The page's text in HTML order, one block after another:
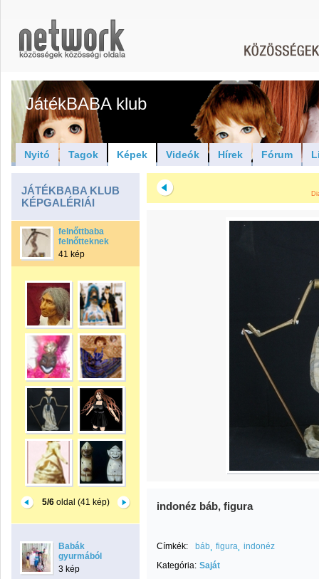
JátékBABA klub
Nyitó Tagok Képek Videók Hírek Fórum
JÁTÉKBABA KLUB
KÉPGALÉRIÁI
felnőttbaba
felnőtteknek
41 kép
5/6oldal (41 kép)
Babák
gyurmából
3 kép
indonéz báb, figura
Címkék: báb figura indonéz
Kategória: Saját